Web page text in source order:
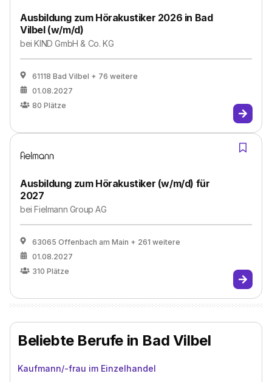
Ausbildung zum Hörakustiker 2026 in Bad
Vilbel (w/m/d)
beiKIND GmbH & Co. KG
61118 Bad Vilbel + 76 weitere
01.08.2027
80 Plätze
Ausbildung zum Hörakustiker (w/m/d) für
2027
beiFielmann Group AG
63065 Offenbach am Main + 261 weitere
01.08.2027
310 Plätze
Beliebte Berufe in Bad Vilbel
Kaufmann/-frau im Einzelhandel